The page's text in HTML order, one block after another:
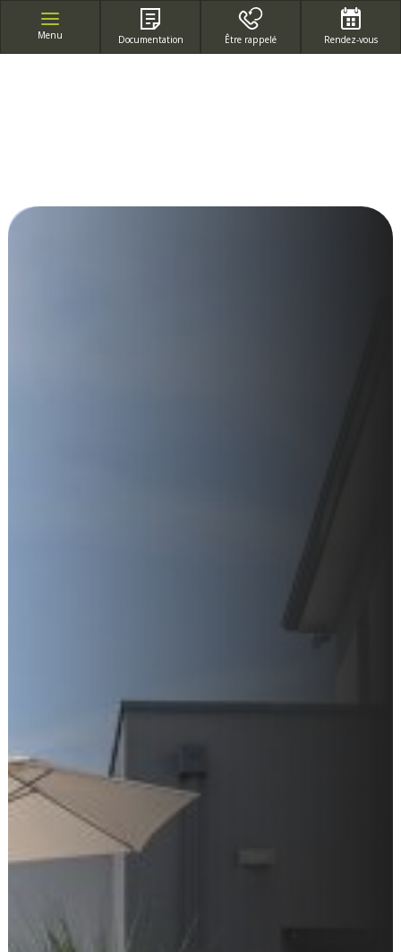
Menu Documentation Être rappelé Rendez-vous
APPEL GRATUIT DEPUIS UN POSTE FIXE